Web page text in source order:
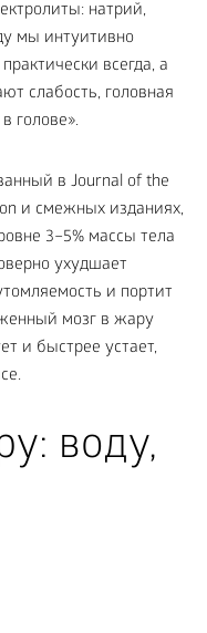
натрий,
мы интуитивно
всегда, а
слабость, головная
голове».
в Journal of the
и смежных изданиях,
3–5% массы тела
ухудшает
и портит
мозг в жару
и быстрее устает,
воду,